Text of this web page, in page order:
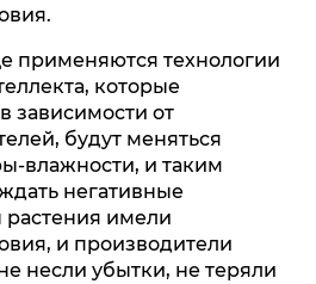
применяются технологии
которые
зависимости от
будут меняться
влажности, и таким
негативные
растения имели
и производители
несли убытки, не теряли